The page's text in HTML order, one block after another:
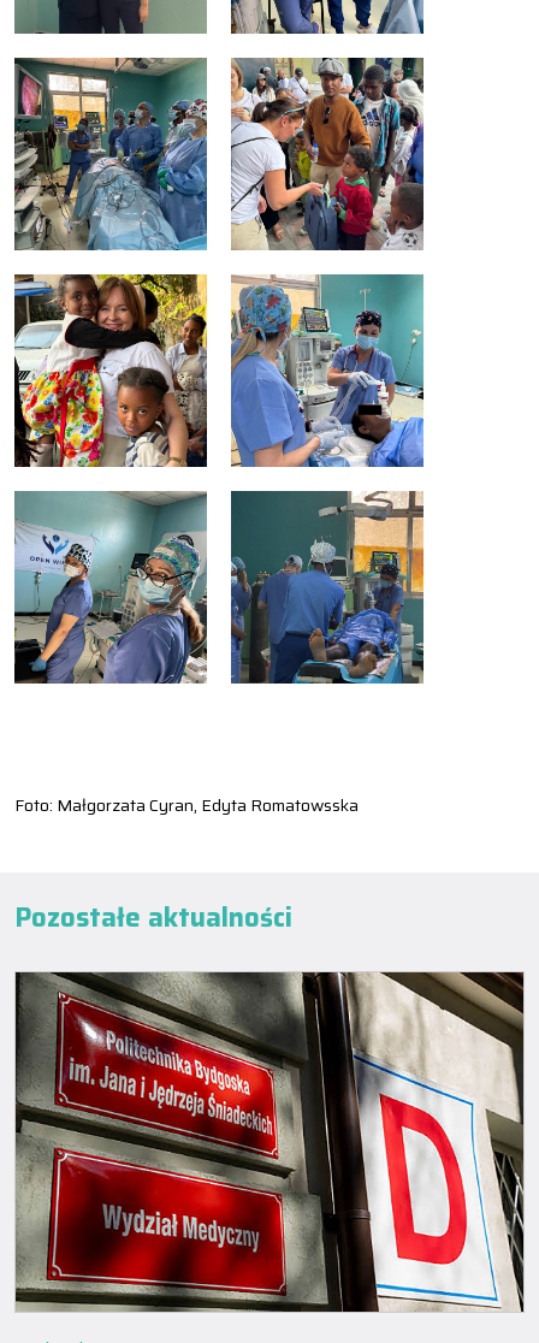
Foto: Małgorzata Cyran, Edyta Romatowsska
Pozostałe aktualności